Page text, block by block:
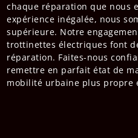
chaque réparation que nous
expérience inégalée, nous
supérieure. Notre
trottinettes électriques font
réparation. Faites-nous
remettre en parfait état de
mobilité urbaine plus propre